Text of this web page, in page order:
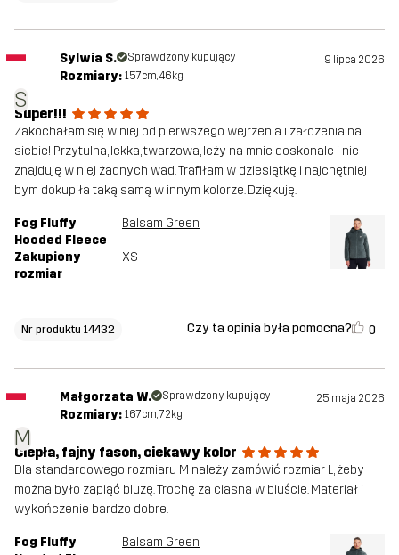
S
Sylwia S. Sprawdzony kupujący 9 lipca 2026
Rozmiary: 157cm, 46kg
Super!!!
Zakochałam się w niej od pierwszego wejrzenia i założenia na
siebie! Przytulna, lekka, twarzowa, leży na mnie doskonale i nie
znajduję w niej żadnych wad. Trafiłam w dziesiątkę i najchętniej
bym dokupiła taką samą w innym kolorze. Dziękuję.
Fog Fluffy
Hooded Fleece
Balsam Green
Zakupiony
rozmiar
XS
Nr produktu 14432 Czy ta opinia była pomocna? 0
M
Małgorzata W. Sprawdzony kupujący 25 maja 2026
Rozmiary: 167cm, 72kg
Ciepła, fajny fason, ciekawy kolor
Dla standardowego rozmiaru M należy zamówić rozmiar L, żeby
można było zapiąć bluzę. Trochę za ciasna w biuście. Materiał i
wykończenie bardzo dobre.
Fog Fluffy
Balsam Green